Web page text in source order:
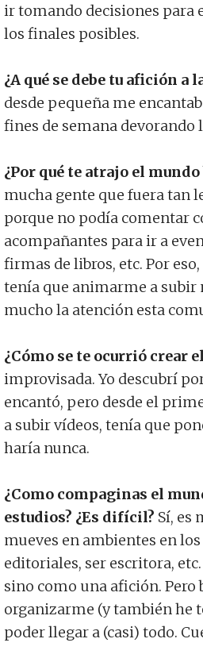
ir tomando decisiones para
los finales posibles.
¿A qué se debe tu afición a
desde pequeña me
fines de semana
¿Por qué te atrajo el
mucha gente que fuera tan
porque no podía comentar
acompañantes para ir a
firmas de libros, etc. Por
tenía que animarme a subir
mucho la atención esta
¿Cómo se te ocurrió crear
improvisada. Yo descubrí
encantó, pero desde el
a subir vídeos, tenía que
haría nunca.
¿Como compaginas el
estudios? ¿Es difícil? Sí, es
mueves en ambientes en
editoriales, ser escritora,
sino como una afición. Pero
organizarme (y también he
poder llegar a (casi) todo.